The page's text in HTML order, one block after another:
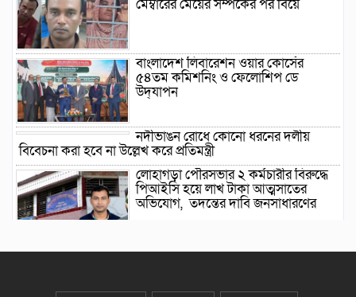
মেম্বারের মেয়ের সম্পর্কের পর বিয়ে
বাংলাদেশ লিবারেশন ওয়ার কোর্সের
৫৪তম কমিশনিং ও ফেলোশিপ ডে
উদ্‌যাপন
নদীভাঙন রোধে কোনো ধরনের দলীয়
বিবেচনা করা হবে না উল্লেখ করে প্রতিমন্ত্রী
লোহাগড়া পৌরসভার ২ কর্মচারীর বিরুদ্ধে
পিআইসি হয়ে লাখ টাকা আত্মসাতের
অভিযোগ, তদন্তের দাবি জনসাধারণের
পৌরসভার হিসাব রক্ষকের শিক্ষাগত